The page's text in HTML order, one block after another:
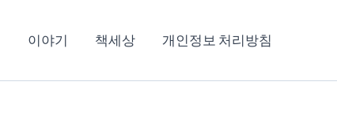
이야기 책세상 개인정보 처리방침